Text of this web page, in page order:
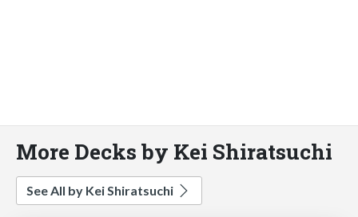
More Decks by Kei Shiratsuchi
See All by Kei Shiratsuchi